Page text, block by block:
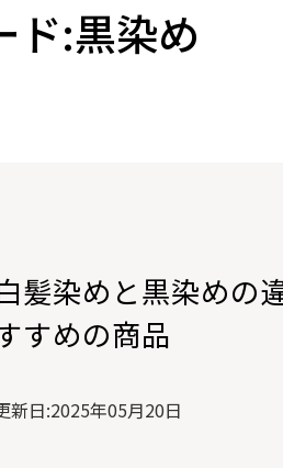
ド:黒染め
髪染めと黒染めの
すめの商品
新日:2025年05月20日